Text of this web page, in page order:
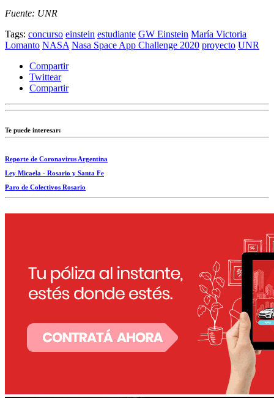
Fuente: UNR
Tags: concurso einstein estudiante GW Einstein María Victoria
Lomanto NASA Nasa Space App Challenge 2020 proyecto UNR
Compartir
Twittear
Compartir
Te puede interesar:
Reporte de Coronavirus Argentina
Ley Micaela - Rosario y Santa Fe
Paro de Colectivos Rosario